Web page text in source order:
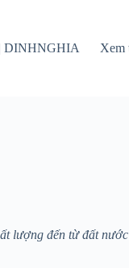
DINHNGHIA Xem
lượng đến từ đất